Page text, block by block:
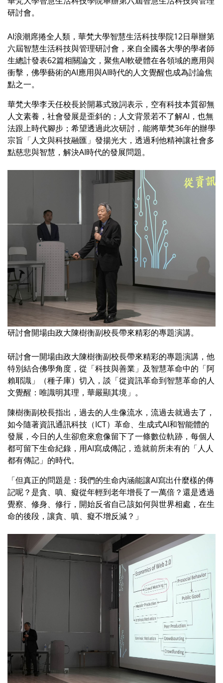
研討會。
AI浪潮席捲全人類，華梵大學智慧生活科技學院12日舉辦第
六屆智慧生活科技與管理研討會，來自全國各大學的學者師
生總計發表62篇相關論文，聚焦AI軟硬體在各領域的應用與
衝擊，佛學藝術的AI應用與AI時代的人文覺醒也成為討論焦
點之一。
華梵大學李天任校長於開幕式致詞表示，空有科技本質卻無
人文素養，社會發展是歪斜的；人文背景若不了解AI，也無
法跟上時代腳步；希望透過此次研討，能將華梵36年的辦學
宗旨「人文與科技融匯」發揚光大，透過利他精神讓社會多
點慈悲與智慧，解決AI時代的發展問題。
研討會開場由政大陳樹衡副校長帶來精彩的專題演講。
研討會一開場由政大陳樹衡副校長帶來精彩的專題演講，他
特別結合佛學角度，從「科技與善業」及智慧革命中的「阿
賴耶識」（種子庫）切入，談「從資訊革命到智慧革命的人
文覺醒：唯識明其理，華嚴顯其境」。
陳樹衡副校長指出，過去的人生像流水，流過去就過去了，
如今隨著資訊通訊科技（ICT）革命、生成式AI和智能體的
發展，今日的人生卻愈來愈像留下了一條數位軌跡，每個人
都可留下生命紀錄，用AI寫成傳記，造就前所未有的「人人
都有傳記」的時代。
「但真正的問題是：我們的生命內涵能讓AI寫出什麼樣的傳
記呢？是貪、嗔、癡從年輕到老年增長了一萬倍？還是透過
覺察、修身、修行，開始反省自己該如何與世界相處，在生
命的後段，讓貪、嗔、癡不增反減？」